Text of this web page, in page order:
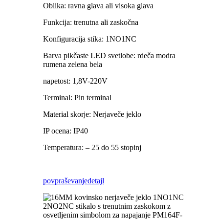
Oblika: ravna glava ali visoka glava
Funkcija: trenutna ali zaskočna
Konfiguracija stika: 1NO1NC
Barva pikčaste LED svetlobe: rdeča modra
rumena zelena bela
napetost: 1,8V-220V
Terminal: Pin terminal
Material skorje: Nerjaveče jeklo
IP ocena: IP40
Temperatura: – 25 do 55 stopinj
povpraševanjedetajl